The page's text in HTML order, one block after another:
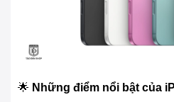
🌟 Những điểm nổi bật của